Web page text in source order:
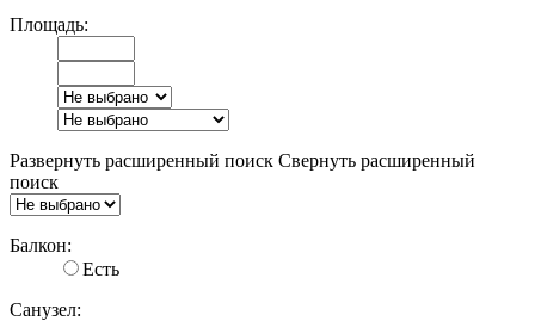
Площадь:
Развернуть расширенный поиск Свернуть расширенный
поиск
Балкон:
Есть
Санузел: